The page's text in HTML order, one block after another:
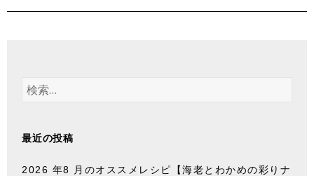
検
最近の投稿
2026 年8 月のオススメレシピ【海老とわかめの彩りナ